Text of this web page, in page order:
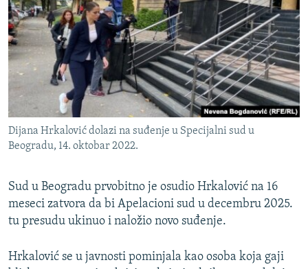
Dijana Hrkalović dolazi na suđenje u Specijalni sud u
Beogradu, 14. oktobar 2022.
Sud u Beogradu prvobitno je osudio Hrkalović na 16
meseci zatvora da bi Apelacioni sud u decembru 2025.
tu presudu ukinuo i naložio novo suđenje.
Hrkalović se u javnosti pominjala kao osoba koja gaji